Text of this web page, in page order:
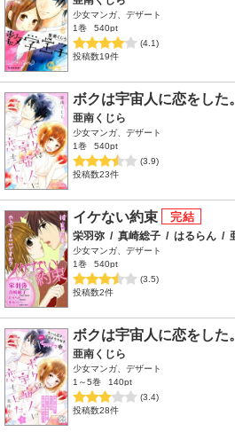
少女マンガ、デザート
1巻
540pt
(4.1)
投稿数19件
ボクは宇宙人に恋をした
亜南くじら
少女マンガ、デザート
1巻
540pt
(3.9)
投稿数23件
イケない約束
栄羽弥 / 真崎総子 / はるらん /
少女マンガ、デザート
1巻
540pt
(3.5)
投稿数2件
ボクは宇宙人に恋をした
亜南くじら
少女マンガ、デザート
1～5巻
140pt
(3.4)
投稿数28件